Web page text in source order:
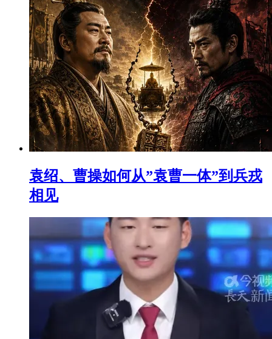
袁绍、曹操如何从”袁曹一体”到兵戎
相见